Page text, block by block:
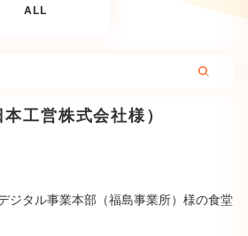
ALL
工営株式会社様）
ジタル事業本部（福島事業所）様の食堂